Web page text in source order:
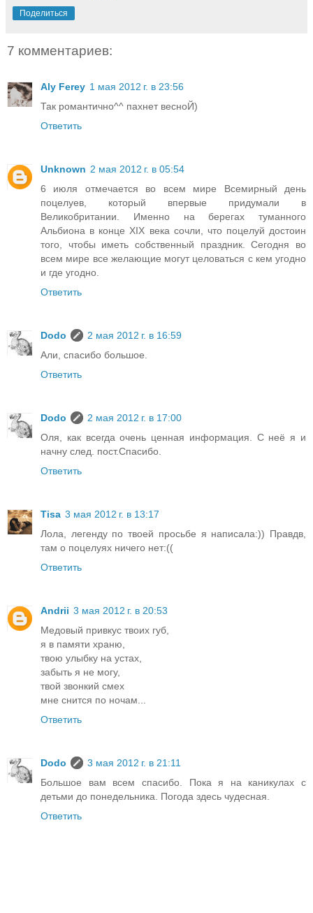
Поделиться
7 комментариев:
Aly Ferey 1 мая 2012 г. в 23:56
Так романтично^^ пахнет весноЙ)
Ответить
Unknown 2 мая 2012 г. в 05:54
6 июля отмечается во всем мире Всемирный день
поцелуев, который впервые придумали в
Великобритании. Именно на берегах туманного
Альбиона в конце XIX века сочли, что поцелуй достоин
того, чтобы иметь собственный праздник. Сегодня во
всем мире все желающие могут целоваться с кем угодно
и где угодно.
Ответить
Dodo
2 мая 2012 г. в 16:59
Али, спасибо большое.
Ответить
Dodo
2 мая 2012 г. в 17:00
Оля, как всегда очень ценная информация. С неё я и
начну след. пост.Спасибо.
Ответить
Tisa 3 мая 2012 г. в 13:17
Лола, легенду по твоей просьбе я написала:)) Правдв,
там о поцелуях ничего нет:((
Ответить
Andrii 3 мая 2012 г. в 20:53
Медовый привкус твоих губ,
я в памяти храню,
твою улыбку на устах,
забыть я не могу,
твой звонкий смех
мне снится по ночам...
Ответить
Dodo
3 мая 2012 г. в 21:11
Большое вам всем спасибо. Пока я на каникулах с
детьми до понедельника. Погода здесь чудесная.
Ответить